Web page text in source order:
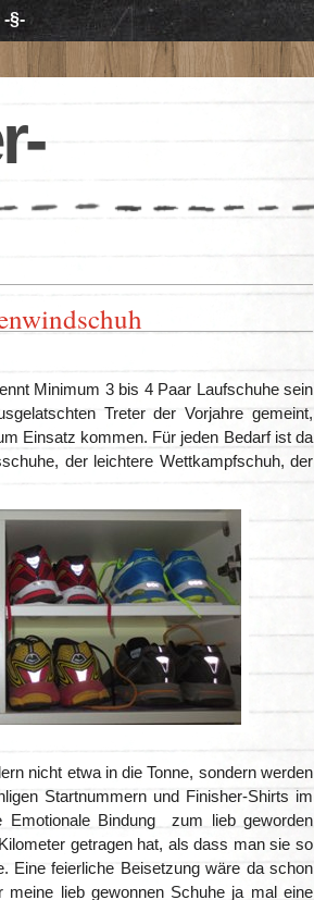
-§-
Minimum 3 bis 4 Paar Laufschuhe sein
Treter der Vorjahre gemeint,
Einsatz kommen. Für jeden Bedarf ist da
der leichtere Wettkampfschuh, der
nicht etwa in die Tonne, sondern werden
Startnummern und Finisher-Shirts im
Bindung zum lieb geworden
getragen hat, als dass man sie so
Eine feierliche Beisetzung wäre da schon
meine lieb gewonnen Schuhe ja mal eine